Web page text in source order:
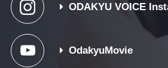
ODAKYU VOICE
OdakyuMovie